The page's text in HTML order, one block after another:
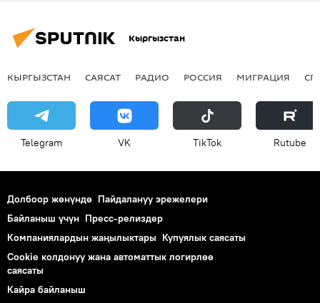
Кыргызстан
КЫРГЫЗСТАН САЯСАТ РАДИО РОССИЯ МИГРАЦИЯ
Telegram VK ТikТоk Rutube
Долбоор жөнүндө Пайдалануу эрежелери
Байланыш үчүн Пресс-релиздер
Компаниялардын жаңылыктары Купуялык саясаты
Cookie колдонуу жана автоматтык логирлөө
саясаты
Кайра байланыш